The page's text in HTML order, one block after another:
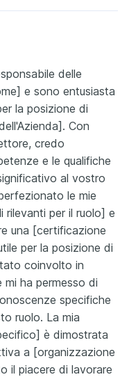
delle
e sono entusiasta
la posizione di
Con
credo
e le qualifiche
al vostro
le mie
rilevanti per il ruolo] e
una [certificazione
per la posizione di
coinvolto in
ha permesso di
specifiche
ruolo. La mia
è dimostrata
a [organizzazione
il piacere di lavorare